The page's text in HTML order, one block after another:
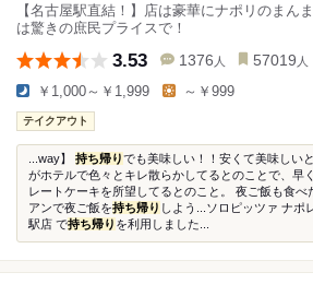
【名古屋駅直結！】店は豪華にナポリのまん
は驚きの庶民プライスで！
3.53 1376 人 57019 人
￥1,000～￥1,999 ～￥999
テイクアウト
...way】 持ち帰りでも美味しい！！安くて美味しい
がホテルで色々とキレ散らかしてるとのことで、早
レートケーキを所望してるとのこと。 夜ご飯も食べ
アンで夜ご飯を持ち帰り しよう...ソロピッツァ ナポ
駅店 で持ち帰り を利用しました...